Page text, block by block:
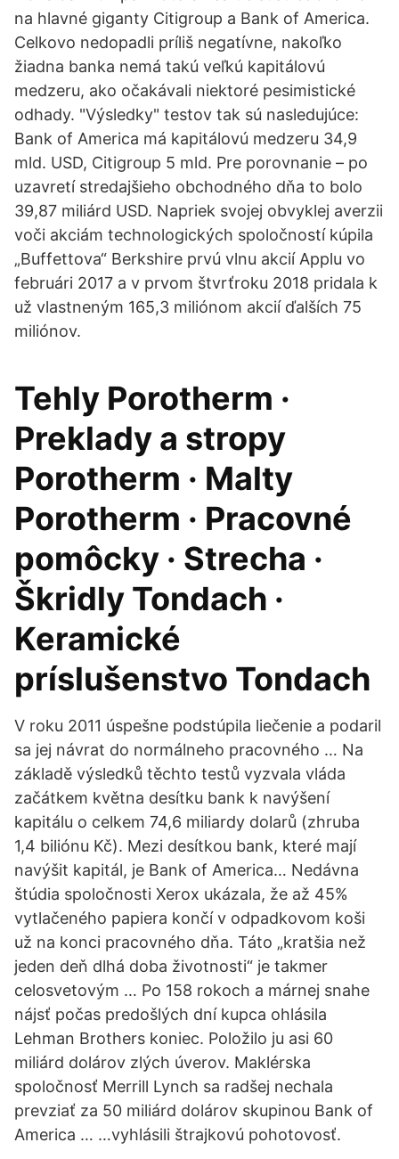
na hlavné giganty Citigroup a Bank of America.
Celkovo nedopadli príliš negatívne, nakoľko
žiadna banka nemá takú veľkú kapitálovú
medzeru, ako očakávali niektoré pesimistické
odhady. "Výsledky" testov tak sú nasledujúce:
Bank of America má kapitálovú medzeru 34,9
mld. USD, Citigroup 5 mld. Pre porovnanie – po
uzavretí stredajšieho obchodného dňa to bolo
39,87 miliárd USD. Napriek svojej obvyklej averzii
voči akciám technologických spoločností kúpila
„Buffettova“ Berkshire prvú vlnu akcií Applu vo
februári 2017 a v prvom štvrťroku 2018 pridala k
už vlastneným 165,3 miliónom akcií ďalších 75
miliónov.
Tehly Porotherm ·
Preklady a stropy
Porotherm · Malty
Porotherm · Pracovné
pomôcky · Strecha ·
Škridly Tondach ·
Keramické
príslušenstvo Tondach
V roku 2011 úspešne podstúpila liečenie a podaril
sa jej návrat do normálneho pracovného … Na
základě výsledků těchto testů vyzvala vláda
začátkem května desítku bank k navýšení
kapitálu o celkem 74,6 miliardy dolarů (zhruba
1,4 biliónu Kč). Mezi desítkou bank, které mají
navýšit kapitál, je Bank of America… Nedávna
štúdia spoločnosti Xerox ukázala, že až 45%
vytlačeného papiera končí v odpadkovom koši
už na konci pracovného dňa. Táto „kratšia než
jeden deň dlhá doba životnosti“ je takmer
celosvetovým … Po 158 rokoch a márnej snahe
nájsť počas predošlých dní kupca ohlásila
Lehman Brothers koniec. Položilo ju asi 60
miliárd dolárov zlých úverov. Maklérska
spoločnosť Merrill Lynch sa radšej nechala
prevziať za 50 miliárd dolárov skupinou Bank of
America … …vyhlásili štrajkovú pohotovosť.